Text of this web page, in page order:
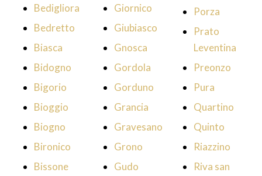
Bedigliora
Bedretto
Biasca
Bidogno
Bigorio
Bioggio
Biogno
Bironico
Bissone
Giornico
Giubiasco
Gnosca
Gordola
Gorduno
Grancia
Gravesano
Grono
Gudo
Porza
Prato
Leventina
Preonzo
Pura
Quartino
Quinto
Riazzino
Riva san